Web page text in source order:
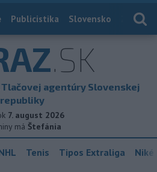
Publicistika Slovensko
.SK
agentúry Slovenskej
republiky
7. august 2026
má Štefánia
Tenis Tipos Extraliga